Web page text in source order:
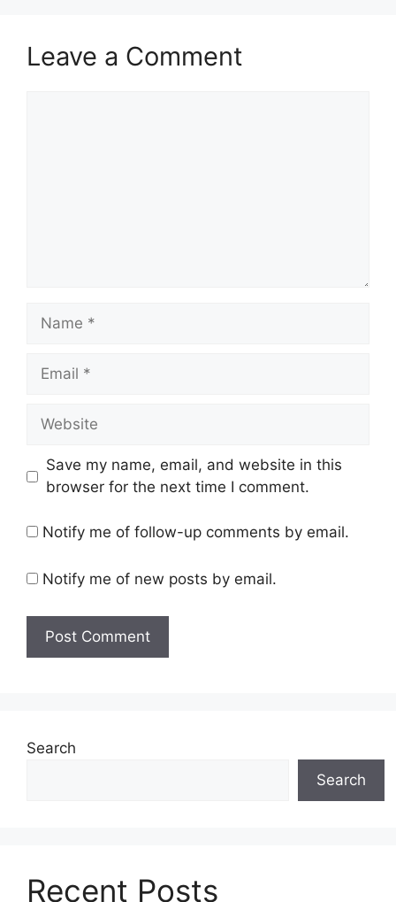
Leave a Comment
Name
Email
Website
Save my name, email, and website in this
browser for the next time I comment.
Notify me of follow-up comments by email.
Notify me of new posts by email.
Search
Search
Recent Posts